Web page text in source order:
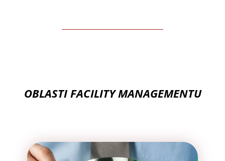
OBLASTI FACILITY MANAGEMENTU